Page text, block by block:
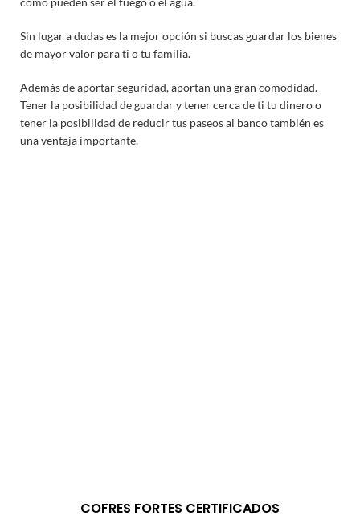
Sin lugar a dudas es la mejor opción si buscas guardar los bienes
de mayor valor para ti o tu familia.
Además de aportar seguridad, aportan una gran comodidad.
Tener la posibilidad de guardar y tener cerca de ti tu dinero o
tener la posibilidad de reducir tus paseos al banco también es
una ventaja importante.
COFRES FORTES CERTIFICADOS